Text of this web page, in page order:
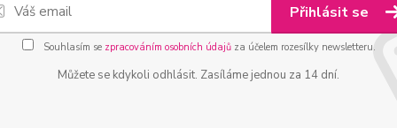
Přihlásit se
Souhlasím se zpracováním osobních údajůza účelem rozesílky newsletteru.
Můžete se kdykoli odhlásit. Zasíláme jednou za 14 dní.